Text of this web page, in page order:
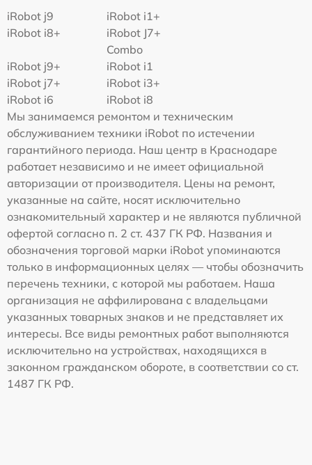
iRobot j9
iRobot i1+
iRobot i8+
iRobot J7+
Combo
iRobot j9+
iRobot i1
iRobot j7+
iRobot i3+
iRobot i6
iRobot i8
Мы занимаемся ремонтом и техническим
обслуживанием техники iRobot по истечении
гарантийного периода. Наш центр в Краснодаре
работает независимо и не имеет официальной
авторизации от производителя. Цены на ремонт,
указанные на сайте, носят исключительно
ознакомительный характер и не являются публичной
офертой согласно п. 2 ст. 437 ГК РФ. Названия и
обозначения торговой марки iRobot упоминаются
только в информационных целях — чтобы обозначить
перечень техники, с которой мы работаем. Наша
организация не аффилирована с владельцами
указанных товарных знаков и не представляет их
интересы. Все виды ремонтных работ выполняются
исключительно на устройствах, находящихся в
законном гражданском обороте, в соответствии со ст.
1487 ГК РФ.